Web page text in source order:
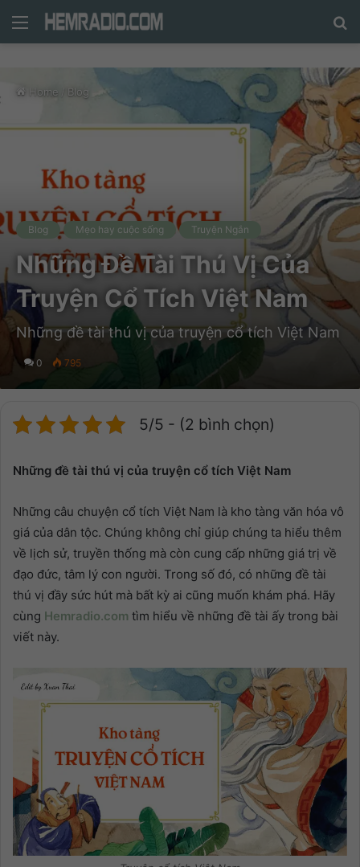
Menu
Home Blog
Blog Mẹo hay cuộc sống Truyện Ngắn
Những Đề Tài Thú Vị Của
Truyện Cổ Tích Việt Nam
Những đề tài thú vị của truyện cổ tích Việt Nam
0 795
5/5 - (2 bình chọn)
Những đề tài thú vị của truyện cổ tích Việt Nam
Những câu chuyện cổ tích Việt Nam là kho tàng văn hóa vô
giá của dân tộc. Chúng không chỉ giúp chúng ta hiểu thêm
về lịch sử, truyền thống mà còn cung cấp những giá trị về
đạo đức, tâm lý con người. Trong số đó, có những đề tài
thú vị đầy sức hút mà bất kỳ ai cũng muốn khám phá. Hãy
cùng Hemradio.com tìm hiểu về những đề tài ấy trong bài
viết này.